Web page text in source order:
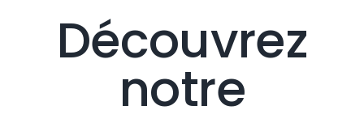
Découvrez
notre